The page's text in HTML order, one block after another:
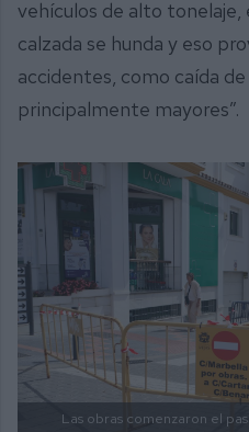
vehículos de alto tonelaje,
calzada se hunda y eso
accidentes, como caída
principalmente mayores”.
Las obras comenzaron el